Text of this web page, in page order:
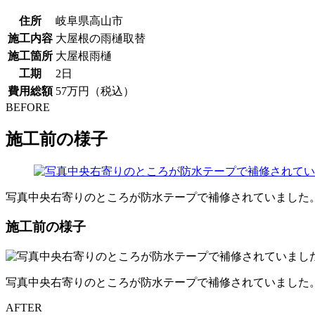
住所
岐阜県高山市
施工内容 大屋根の雨樋取替
施工箇所 大屋根雨樋
工期
2日
費用総額 57万円（税込）
BEFORE
施工前の様子
写真中央右寄りのところが防水テープで補修されていました
施工前の様子
写真中央右寄りのところが防水テープで補修されていました
AFTER